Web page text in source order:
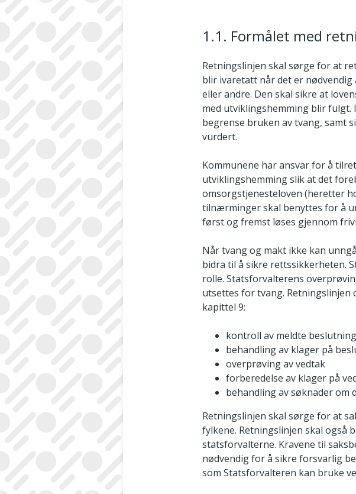
1.1. Formålet med
Retningslinjen skal sørge for at
blir ivaretatt når det er
eller andre. Den skal sikre at
med utviklingshemming blir
begrense bruken av tvang, samt
vurdert.
Kommunene har ansvar for å
utviklingshemming slik at det
omsorgstjenesteloven (heretter
tilnærminger skal benyttes for å
først og fremst løses gjennom
Når tvang og makt ikke kan
bidra til å sikre rettssikkerheten.
rolle. Statsforvalterens
utsettes for tvang.
kapittel 9:
kontroll av meldte
behandling av klager på
overprøving av vedtak
forberedelse av klager på
behandling av søknader om
Retningslinjen skal sørge for at
fylkene. Retningslinjen skal også
statsforvalterne. Kravene til
nødvendig for å sikre forsvarlig
som Statsforvalteren kan bruke